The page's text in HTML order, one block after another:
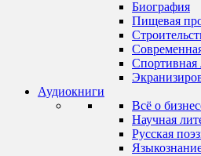
Биография
Пищевая
Спортивная
Аудиокниги
Всё о
Научная
Русская